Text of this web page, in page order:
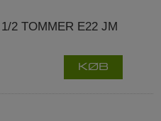
2 TOMMER E22 JM
KØB